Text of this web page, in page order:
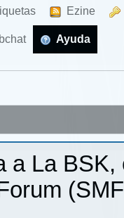
Ezine
Ayuda
a La